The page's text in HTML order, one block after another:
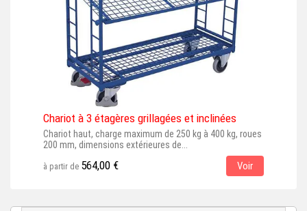
Chariot à 3 étagères grillagées et inclinées
Chariot haut, charge maximum de 250 kg à 400 kg, roues
200 mm, dimensions extérieures de...
à partir de 564,00 € Voir